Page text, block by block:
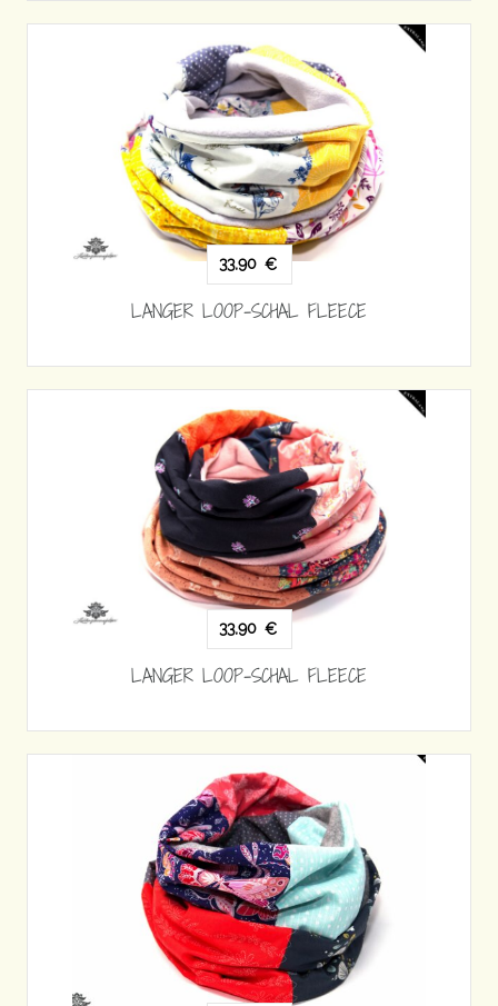
33,90 €
LANGER LOOP-SCHAL FLEECE
33,90 €
LANGER LOOP-SCHAL FLEECE